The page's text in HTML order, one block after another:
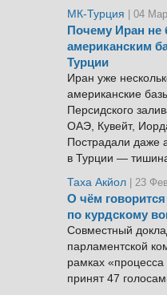
МК-Турция
| 04
Почему Иран не
американским
Турции
Иран уже
американские
Персидского
ОАЭ, Кувейт,
Пострадали даже
в Турции —
Таха Акйол | 23
О чём
по курдскому
Совместный
парламентской
рамках
принят 47